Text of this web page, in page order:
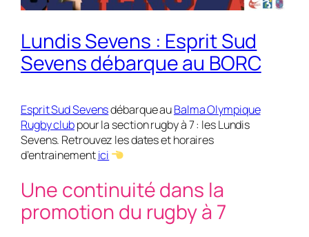
Lundis Sevens : Esprit Sud
Sevens débarque au BORC
Esprit Sud Sevensdébarque auBalma Olympique
Rugby clubpour la section rugby à 7 : les Lundis
Sevens. Retrouvez les dates et horaires
d’entrainementici
Une continuité dans la
promotion du rugby à 7